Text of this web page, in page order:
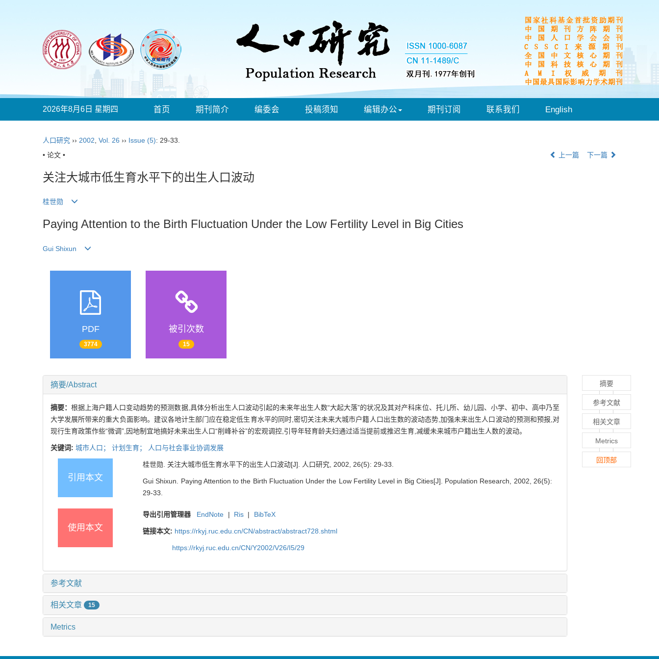
2026年8月6日 星期四 首页 期刊简介 编委会 投稿须知 编辑办公 期刊订阅 联系我们 English
人口研究 ›› 2002 Vol. 26 ›› Issue (5): 29-33.
• 论文 •
上一篇 下一篇
关注大城市低生育水平下的出生人口波动
桂世勋
Paying Attention to the Birth Fluctuation Under the Low Fertility Level in Big Cities
Gui Shixun
PDF
3774
被引次数
15
摘要/Abstract
摘要：根据上海户籍人口变动趋势的预测数据,具体分析出生人口波动引起的未来年出生人数“大起大落”的状况及其对产科床位、托儿所、幼儿园、小学、初中、高中乃至
大学发展所带来的重大负面影响。建议各地计生部门应在稳定低生育水平的同时,密切关注未来大城市户籍人口出生数的波动态势,加强未来出生人口波动的预测和预报,对
现行生育政策作些“微调”,因地制宜地搞好未来出生人口“削峰补谷”的宏观调控,引导年轻育龄夫妇通过适当提前或推迟生育,减缓未来城市户籍出生人数的波动。
关键词: 城市人口； 计划生育； 人口与社会事业协调发展
引用本文
桂世勋. 关注大城市低生育水平下的出生人口波动[J]. 人口研究, 2002, 26(5): 29-33.
Gui Shixun. Paying Attention to the Birth Fluctuation Under the Low Fertility Level in Big Cities[J]. Population Research, 2002, 26(5):
29-33.
使用本文
导出引用管理器 EndNote | Ris | BibTeX
链接本文: https://rkyj.ruc.edu.cn/CN/abstract/abstract728.shtml
https://rkyj.ruc.edu.cn/CN/Y2002/V26/I5/29
参考文献
相关文章 15
Metrics
摘要
参考文献
相关文章
Metrics
回顶部